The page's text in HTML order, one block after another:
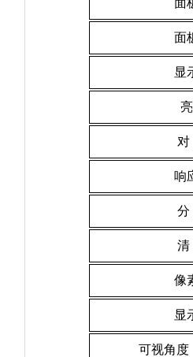
面
面
显
对
响
分
清
像
显
可视角度